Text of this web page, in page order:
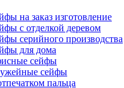
на заказ изготовление
с отделкой деревом
серийного производства
для дома
сейфы
сейфы
пальца